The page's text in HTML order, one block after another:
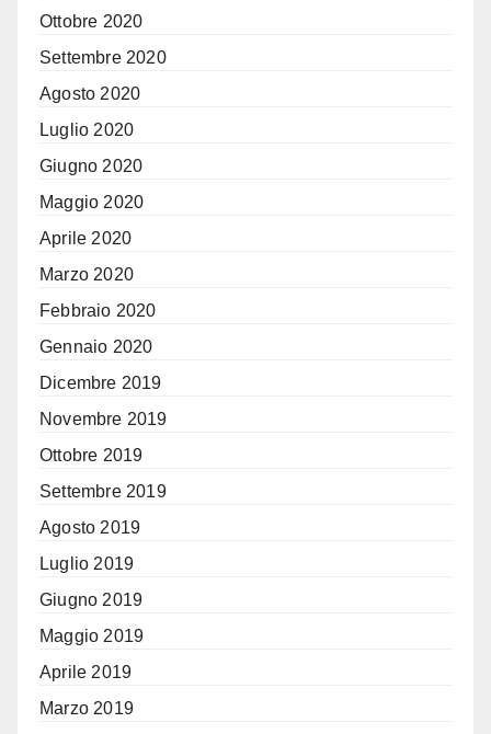
Ottobre 2020
Settembre 2020
Agosto 2020
Luglio 2020
Giugno 2020
Maggio 2020
Aprile 2020
Marzo 2020
Febbraio 2020
Gennaio 2020
Dicembre 2019
Novembre 2019
Ottobre 2019
Settembre 2019
Agosto 2019
Luglio 2019
Giugno 2019
Maggio 2019
Aprile 2019
Marzo 2019